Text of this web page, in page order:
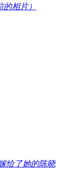
相片）
给了她的陈晓